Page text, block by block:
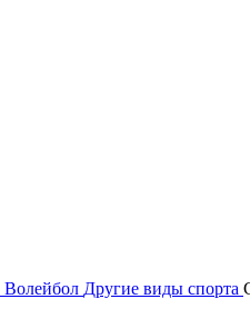
Волейбол Другие виды спорта